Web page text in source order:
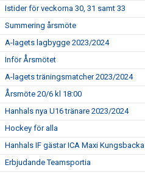
Istider för veckorna 30, 31 samt 33
Summering årsmöte
A-lagets lagbygge 2023/2024
Inför Årsmötet
A-lagets träningsmatcher 2023/2024
Årsmöte 20/6 kl 18:00
Hanhals nya U16 tränare 2023/2024
Hockey för alla
Hanhals IF gästar ICA Maxi Kungsbacka
Erbjudande Teamsportia